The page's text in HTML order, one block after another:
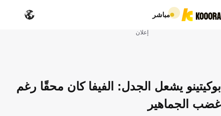
مباشر
إعلان
بوكيتينو يشعل الجدل: الفيفا كان محقًا رغم
غضب الجماهير